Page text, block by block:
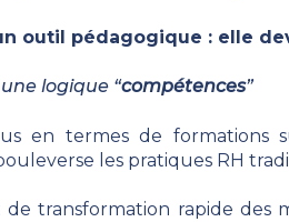
outil pédagogique : elle
une logique “compétences”
en termes de formations
les pratiques RH
transformation rapide des